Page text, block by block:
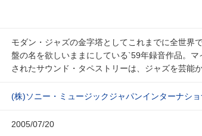
モダン・ジャズの金字塔としてこれまでに全世界
盤の名を欲しいままにしている`59年録音作品。
されたサウンド・タペストリーは、ジャズを芸能
(株)ソニー・ミュージックジャパンインターナシ
2005/07/20